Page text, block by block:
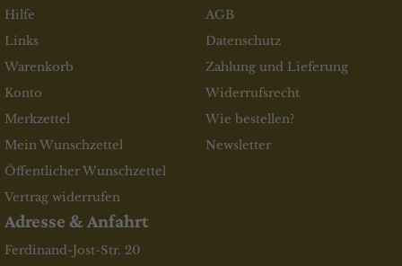
Hilfe
Links
Warenkorb
Konto
Merkzettel
Mein Wunschzettel
Öffentlicher Wunschzettel
Vertrag widerrufen
AGB
Datenschutz
Zahlung und Lieferung
Widerrufsrecht
Wie bestellen?
Newsletter
Adresse & Anfahrt
Ferdinand-Jost-Str. 20